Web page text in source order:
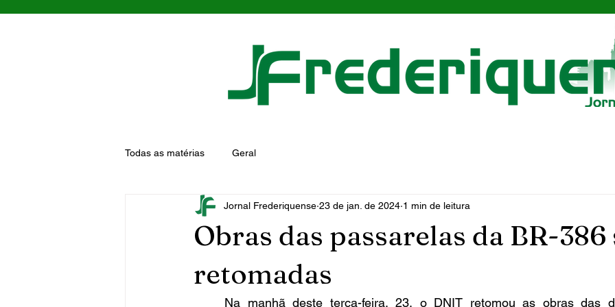
Todas as matérias Geral
Obras das passarelas da BR-386
retomadas
Jornal Frederiquense 23 de jan. de 2024 1 min de leitura